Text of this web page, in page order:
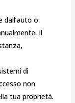
dall’auto o
Il
di
non
tua proprietà.